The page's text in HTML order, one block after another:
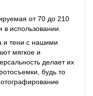
от 70 до 210
в использовании.
и тени с нашими
мягкое и
делает их
будь то